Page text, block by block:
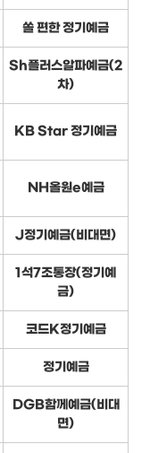
쏠 편한 정기예금
Sh플러스알파예금(2
차)
KB Star 정기예금
NH올원e예금
J정기예금(비대면)
1석7조통장(정기예
금)
코드K정기예금
정기예금
DGB함께예금(비대
면)